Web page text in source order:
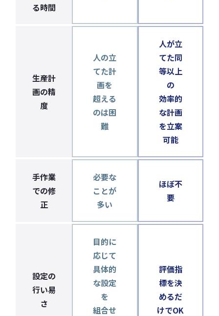
る時間
生産計
画の精
度
人の立
てた計
画を
超える
のは困
難
人が立
てた同
等以上
の
効率的
な計画
を立案
可能
手作業
での修
正
必要な
ことが
多い
ほぼ不
要
設定の
行い易
さ
目的に
応じて
具体的
な設定
を
組合せ
評価指
標を決
めるだ
けでOK